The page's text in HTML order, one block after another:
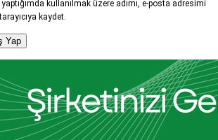
kullanılmak üzere adımı, e-posta adresimi
kaydet.
Yap